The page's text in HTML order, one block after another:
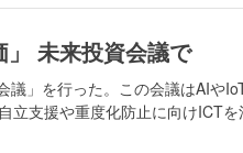
」 未来投資会議で
議」を行った。この会議はAIや
立支援や重度化防止に向けICT